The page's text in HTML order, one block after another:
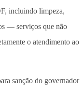
incluindo limpeza,
— serviços que não
o atendimento ao
sanção do governador